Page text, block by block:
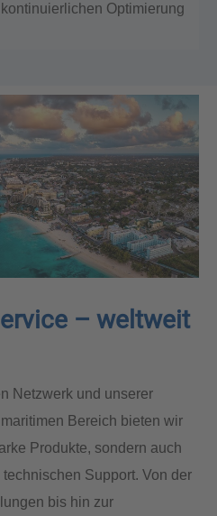
Optimierung
– weltweit
Netzwerk und unserer
Bereich bieten wir
Produkte, sondern auch
Support. Von der
bis hin zur